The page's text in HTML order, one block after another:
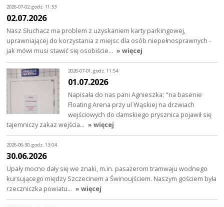
2026-07-02, godz. 11:53
02.07.2026
Nasz Słuchacz ma problem z uzyskaniem karty parkingowej,
uprawniającej do korzystania z miejsc dla osób niepełnosprawnych -
jak mówi musi stawić się osobiście… » więcej
2026-07-01, godz. 11:54
01.07.2026
Napisała do nas pani Agnieszka: "na basenie
Floating Arena przy ul Wąskiej na drzwiach
wejściowych do damskiego prysznica pojawił się
tajemniczy zakaz wejścia… » więcej
2026-06-30, godz. 13:04
30.06.2026
Upały mocno dały się we znaki, m.in. pasażerom tramwaju wodnego
kursującego między Szczecinem a Świnoujściem. Naszym gościem była
rzeczniczka powiatu… » więcej